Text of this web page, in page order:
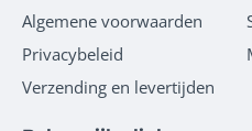
Algemene voorwaarden
Privacybeleid
Verzending en levertijden